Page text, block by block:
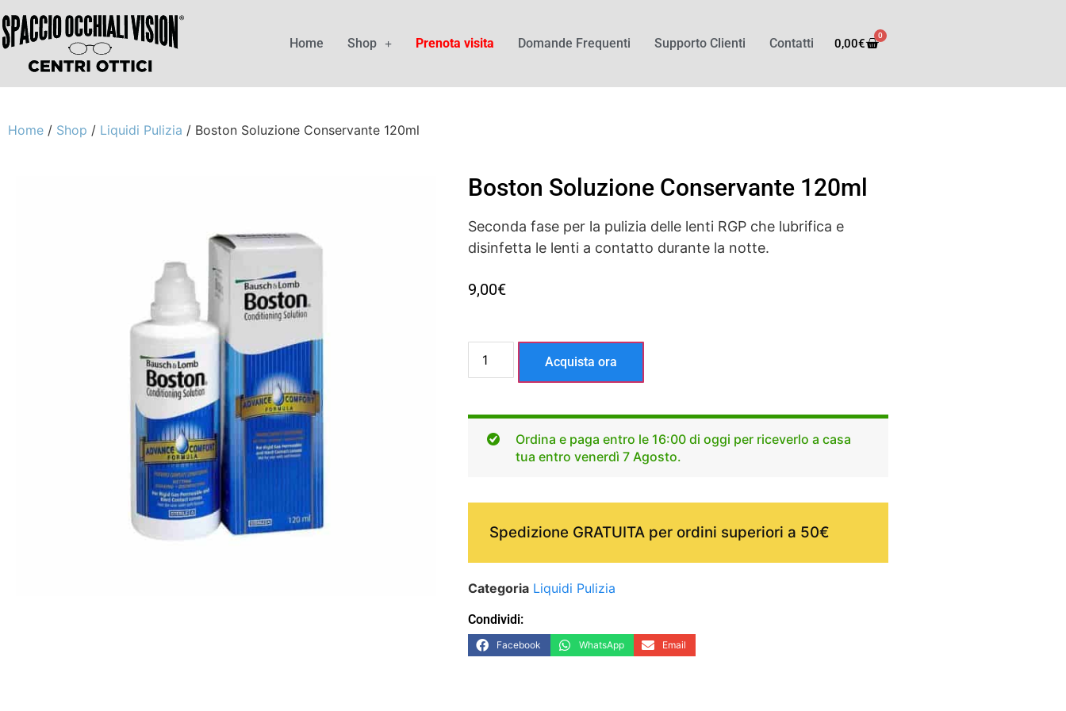
Home Shop Prenota visita Domande Frequenti Supporto Clienti Contatti 0,00€
0
Home / Shop / Liquidi Pulizia / Boston Soluzione Conservante 120ml
Boston Soluzione Conservante 120ml
Seconda fase per la pulizia delle lenti RGP che lubrifica e
disinfetta le lenti a contatto durante la notte.
9,00€
Acquista ora
Ordina e paga entro le 16:00 di oggi per riceverlo a casa
tua entro venerdì 7 Agosto.
Spedizione GRATUITA per ordini superiori a 50€
Categoria Liquidi Pulizia
Condividi:
Facebook WhatsApp Email